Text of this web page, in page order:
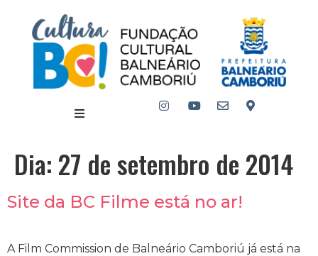
Dia: 27 de setembro de 2014
Site da BC Filme está no ar!
A Film Commission de Balneário Camboriú já está na